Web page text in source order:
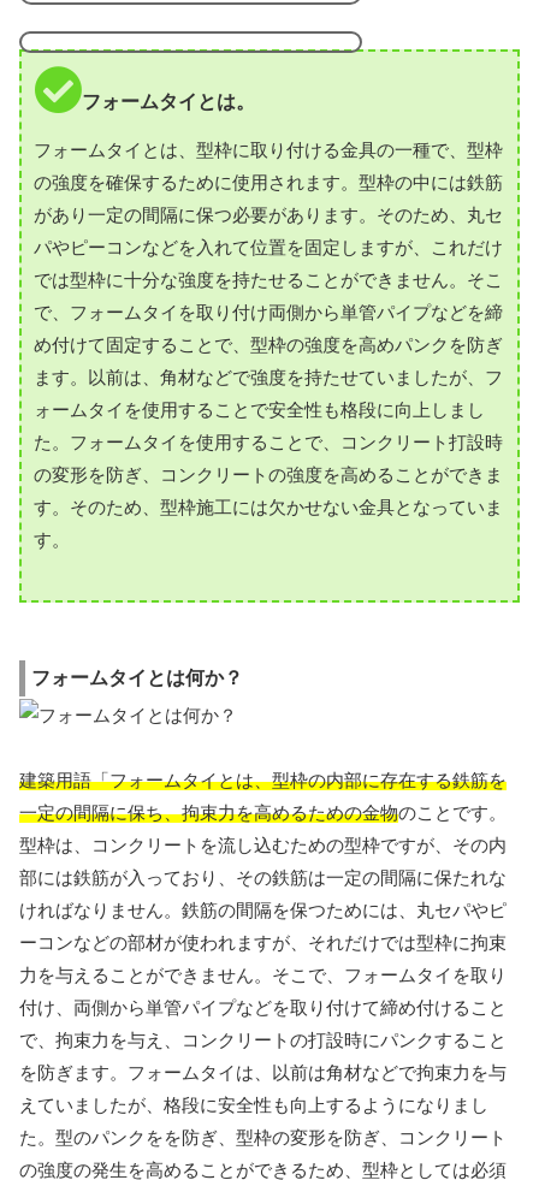
フォームタイとは。
フォームタイとは、型枠に取り付ける金具の一種で、型枠
の強度を確保するために使用されます。型枠の中には鉄筋
があり一定の間隔に保つ必要があります。そのため、丸セ
パやピーコンなどを入れて位置を固定しますが、これだけ
では型枠に十分な強度を持たせることができません。そこ
で、フォームタイを取り付け両側から単管パイプなどを締
め付けて固定することで、型枠の強度を高めパンクを防ぎ
ます。以前は、角材などで強度を持たせていましたが、フ
ォームタイを使用することで安全性も格段に向上しまし
た。フォームタイを使用することで、コンクリート打設時
の変形を防ぎ、コンクリートの強度を高めることができま
す。そのため、型枠施工には欠かせない金具となっていま
す。
フォームタイとは何か？
建築用語「フォームタイとは、型枠の内部に存在する鉄筋を
一定の間隔に保ち、拘束力を高めるための金物のことです。
型枠は、コンクリートを流し込むための型枠ですが、その内
部には鉄筋が入っており、その鉄筋は一定の間隔に保たれな
ければなりません。鉄筋の間隔を保つためには、丸セパやピ
ーコンなどの部材が使われますが、それだけでは型枠に拘束
力を与えることができません。そこで、フォームタイを取り
付け、両側から単管パイプなどを取り付けて締め付けること
で、拘束力を与え、コンクリートの打設時にパンクすること
を防ぎます。フォームタイは、以前は角材などで拘束力を与
えていましたが、格段に安全性も向上するようになりまし
た。型のパンクをを防ぎ、型枠の変形を防ぎ、コンクリート
の強度の発生を高めることができるため、型枠としては必須